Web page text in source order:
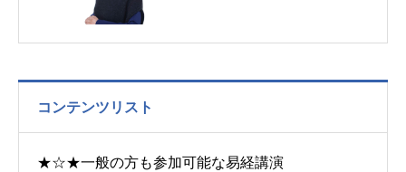
コンテンツリスト
★☆★一般の方も参加可能な易経講演